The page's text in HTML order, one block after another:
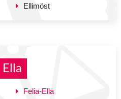
Ellimöst
Felia-Ella